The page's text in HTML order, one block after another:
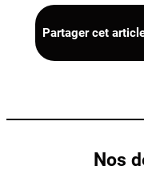
Partager cet
Nos